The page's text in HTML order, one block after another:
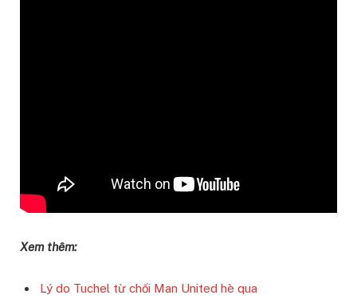
Xem thêm:
Lý do Tuchel từ chối Man United hè qua